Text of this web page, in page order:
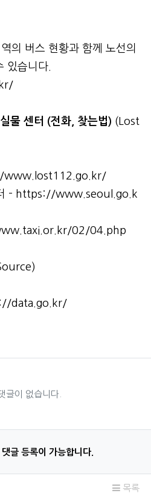
의 버스 현황과 함께 노선의
있습니다.
물 센터 (전화, 찾는법) (Lost
www.lost112.go.kr/
- https://www.seoul.go.k
02/04.php
data.go.kr/
글이 없습니다.
글 등록이 가능합니다.
목록